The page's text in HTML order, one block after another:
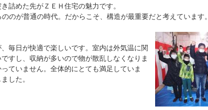
詰めた先がＺＥＨ住宅の魅力です。
のが普通の時代。だからこそ、構造が最重要だと考えています。
毎日が快適で楽しいです。室内は外気温に関
すし、収納が多いので物が散乱しなくなりま
ていません。全体的にとても満足していま
した。